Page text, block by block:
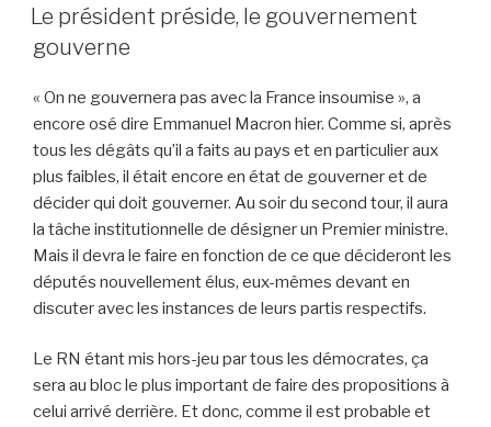
LE
Le président préside, le gouvernement
gouverne
« On ne gouvernera pas avec la France insoumise », a
encore osé dire Emmanuel Macron hier. Comme si, après
tous les dégâts qu’il a faits au pays et en particulier aux
plus faibles, il était encore en état de gouverner et de
décider qui doit gouverner. Au soir du second tour, il aura
la tâche institutionnelle de désigner un Premier ministre.
Mais il devra le faire en fonction de ce que décideront les
députés nouvellement élus, eux-mêmes devant en
discuter avec les instances de leurs partis respectifs.
Le RN étant mis hors-jeu par tous les démocrates, ça
sera au bloc le plus important de faire des propositions à
celui arrivé derrière. Et donc, comme il est probable et